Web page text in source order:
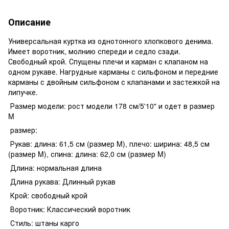
Описание
Универсальная куртка из однотонного хлопкового денима.
Имеет воротник, молнию спереди и седло сзади.
Свободный крой. Спущены плечи и карман с клапаном на
одном рукаве. Нагрудные карманы с сильфоном и передние
карманы с двойным сильфоном с клапанами и застежкой на
липучке.
Размер модели: рост модели 178 см/5'10" и одет в размер
M
размер:
Рукав: длина: 61,5 см (размер M), плечо: ширина: 48,5 см
(размер M), спина: длина: 62,0 см (размер M)
Длина: нормальная длина
Длина рукава: Длинный рукав
Крой: свободный крой
Воротник: Классический воротник
Стиль: штаны карго